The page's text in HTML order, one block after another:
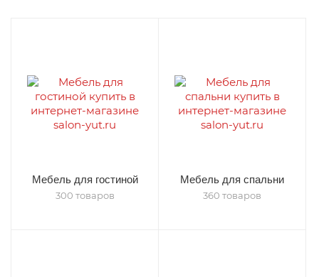
Мебель для гостиной
300 товаров
Мебель для спальни
360 товаров